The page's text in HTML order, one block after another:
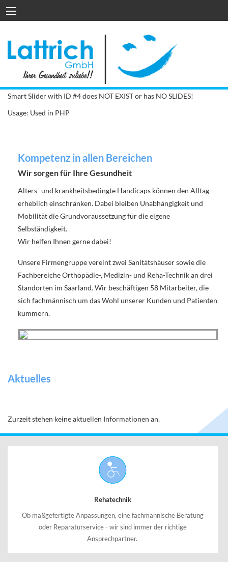
Smart Slider with ID #4 does NOT EXIST or has NO SLIDES!
Usage: Used in PHP
Kompetenz in allen Bereichen
Wir sorgen für Ihre Gesundheit
Alters- und krankheitsbedingte Handicaps können den Alltag
erheblich einschränken. Dabei bleiben Unabhängigkeit und
Mobilität die Grundvoraussetzung für die eigene
Selbständigkeit.
Wir helfen Ihnen gerne dabei!
Unsere Firmengruppe vereint zwei Sanitätshäuser sowie die
Fachbereiche Orthopädie-, Medizin- und Reha-Technik an drei
Standorten im Saarland. Wir beschäftigen 58 Mitarbeiter, die
sich fachmännisch um das Wohl unserer Kunden und Patienten
kümmern.
Aktuelles
Zurzeit stehen keine aktuellen Informationen an.
Rehatechnik
Ob maßgefertigte Anpassungen, eine fachmännische Beratung
oder Reparaturservice - wir sind immer der richtige
Ansprechpartner.